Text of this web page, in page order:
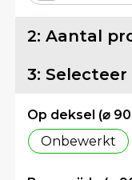
Reistassen
Vesten
2: Aantal
3:
Op deksel (⌀
Onbewerkt